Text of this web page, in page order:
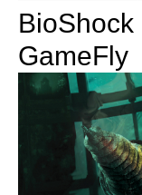
BioShock
GameFly